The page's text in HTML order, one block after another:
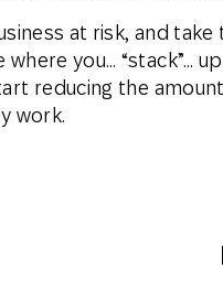
at risk, and take
you… “stack”…
reducing the
work.